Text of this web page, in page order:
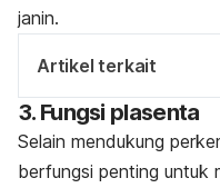
janin.
Artikel terkait
3. Fungsi plasenta
Selain mendukung
berfungsi penting untuk